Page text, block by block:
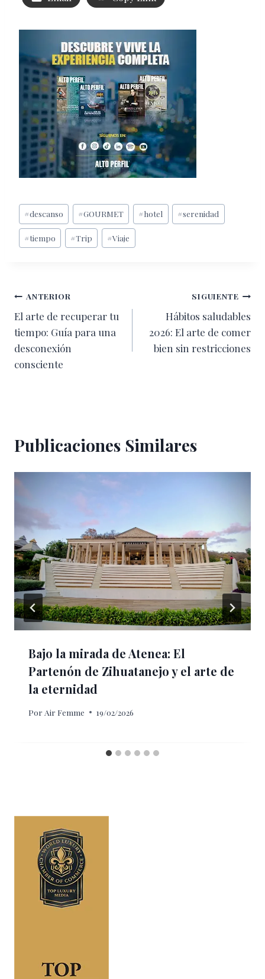
Etiquetas
de
la
#descanso #GOURMET #hotel #serenidad
#tiempo #Trip #Viaje
Navegación
de
entradas
ANTERIOR
El arte de recuperar tu
tiempo: Guía para una
desconexión
consciente
SIGUIENTE
Hábitos saludables
2026: El arte de comer
bien sin restricciones
Publicaciones Similares
Bajo la mirada de Atenea: El
Partenón de Zihuatanejo y el arte de
la eternidad
Por Air Femme 19/02/2026